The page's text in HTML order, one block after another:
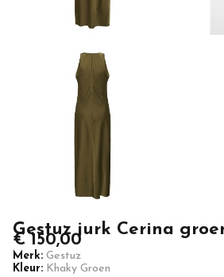
Newlands
Casuals
Gestuz jurk Cerina
€ 150,00
Merk: Gestuz
Kleur: Khaky Groen